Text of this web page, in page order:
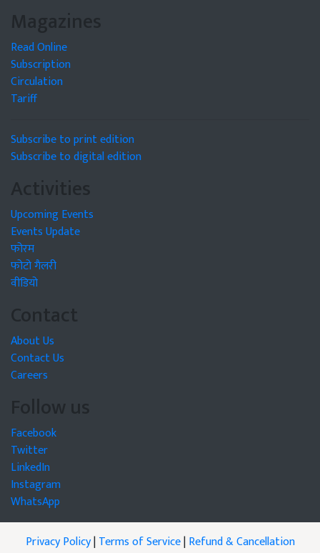
Magazines
Read Online
Subscription
Circulation
Tariff
Subscribe to print edition
Subscribe to digital edition
Activities
Upcoming Events
Events Update
फोरम
फोटो गैलरी
वीडियो
Contact
About Us
Contact Us
Careers
Follow us
Facebook
Twitter
LinkedIn
Instagram
WhatsApp
Privacy Policy|Terms of Service|Refund & Cancellation